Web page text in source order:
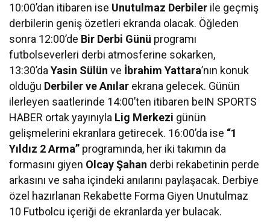
10:00’dan itibaren ise Unutulmaz Derbiler ile geçmiş
derbilerin geniş özetleri ekranda olacak. Öğleden
sonra 12:00’de Bir Derbi Günü programı
futbolseverleri derbi atmosferine sokarken,
13:30’daYasin Sülünve İbrahim Yattara’nın konuk
olduğu Derbiler ve Anılar ekrana gelecek. Günün
ilerleyen saatlerinde 14:00’ten itibaren beIN SPORTS
HABER ortak yayınıyla Lig Merkezi günün
gelişmelerini ekranlara getirecek. 16:00’da ise “1
Yıldız 2 Arma” programında, her iki takımın da
formasını giyen Olcay Şahan derbi rekabetinin perde
arkasını ve saha içindeki anılarını paylaşacak. Derbiye
özel hazırlanan Rekabette Forma Giyen Unutulmaz
10 Futbolcu içeriği de ekranlarda yer bulacak.